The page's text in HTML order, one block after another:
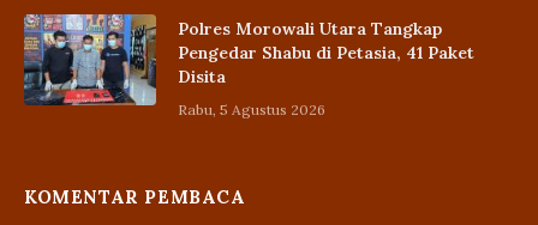
Polres Morowali Utara Tangkap
Pengedar Shabu di Petasia, 41 Paket
Disita
Rabu, 5 Agustus 2026
KOMENTAR PEMBACA